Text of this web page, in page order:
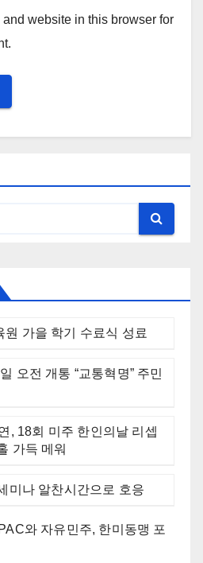
website in this browser for
가을 학기 수료식 성료
오전 개통 “교통혁명” 주민
, 18회 미주 한인의날 리셉
가득 메워
미나 알찬시간으로 호응
와 자유민주, 한미동맹 포